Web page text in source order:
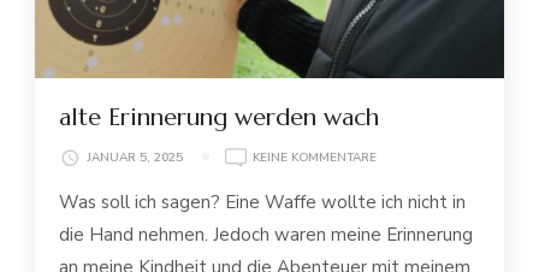
alte Erinnerung werden wach
JANUAR 5, 2025 KEINE KOMMENTAREZU
ERINNERUNG
WACH
Was soll ich sagen? Eine Waffe wollte ich nicht in
die Hand nehmen. Jedoch waren meine Erinnerung